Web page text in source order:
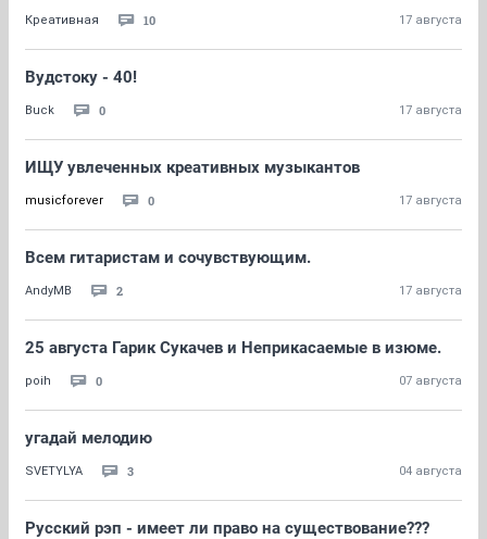
Креативная 10 17 августа
Вудстоку - 40!
Buck 0 17 августа
ИЩУ увлеченных креативных музыкантов
musicforever 0 17 августа
Всем гитаристам и сочувствующим.
AndyMB 2 17 августа
25 августа Гарик Сукачев и Неприкасаемые в изюме.
poih 0 07 августа
угадай мелодию
SVETYLYA 3 04 августа
Русский рэп - имеет ли право на существование???